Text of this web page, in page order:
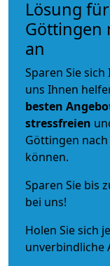
Lösung
Göttingen
an
Sparen Sie
uns Ihnen
besten
stressfreien
Göttingen
können.
Sparen Sie bis
bei uns!
Holen Sie sich
unverbindliche